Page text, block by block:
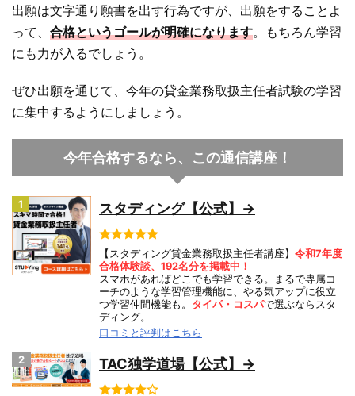
出願は文字通り願書を出す行為ですが、出願をすることよ
って、 合格というゴールが明確になります。もちろん学習
にも力が入るでしょう。
ぜひ出願を通じて、今年の貸金業務取扱主任者試験の学習
に集中するようにしましょう。
今年合格するなら、この通信講座！
1 スタディング【公式】→
【スタディング貸金業務取扱主任者講座】 令和7年度
合格体験談、192名分を掲載中！
スマホがあればどこでも学習できる。まるで専属コ
ーチのような学習管理機能に、やる気アップに役立
つ学習仲間機能も。 タイパ・コスパで選ぶならスタ
ディング。
口コミと評判はこちら
2 TAC独学道場【公式】→